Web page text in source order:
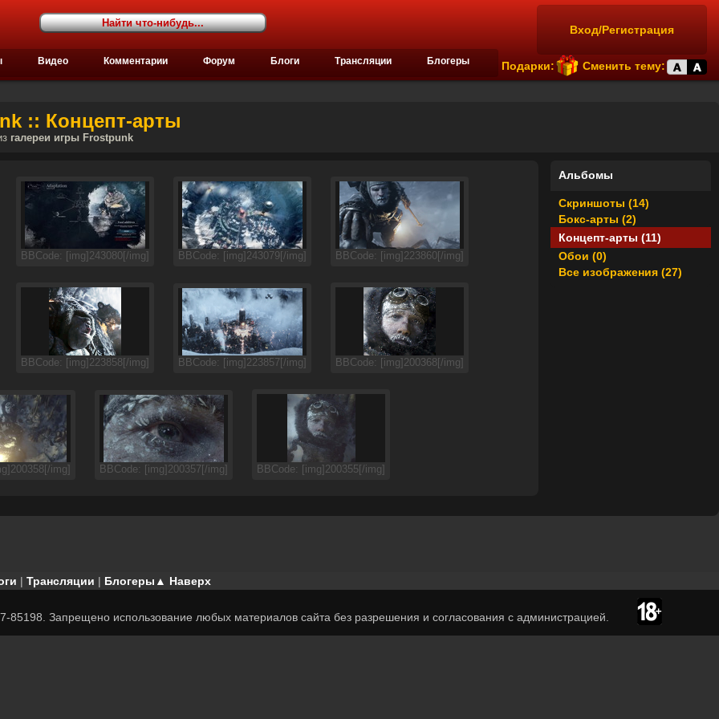
Вход/Регистрация
Подарки: Сменить тему:
Видео Комментарии Форум Блоги Трансляции Блогеры
:: Концепт-арты
галереи игры Frostpunk
BBCode: [img]243080[/img] BBCode: [img]243079[/img] BBCode: [img]223860[/img]
BBCode: [img]223858[/img] BBCode: [img]223857[/img] BBCode: [img]200368[/img]
img] BBCode: [img]200357[/img] BBCode: [img]200355[/img]
Альбомы
Скриншоты (14)
Бокс-арты (2)
Концепт-арты (11)
Обои (0)
Все изображения (27)
▲ Наверх
| Трансляции | Блогеры
Запрещено использование любых материалов сайта без разрешения и согласования с администрацией.